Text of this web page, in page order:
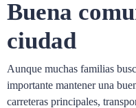
Buena
ciudad
Aunque muchas familias
importante mantener una
carreteras principales,